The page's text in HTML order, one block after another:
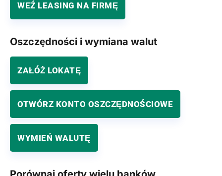
WEŹ LEASING NA FIRMĘ
Oszczędności i wymiana walut
ZAŁÓŻ LOKATĘ
OTWÓRZ KONTO OSZCZĘDNOŚCIOWE
WYMIEŃ WALUTĘ